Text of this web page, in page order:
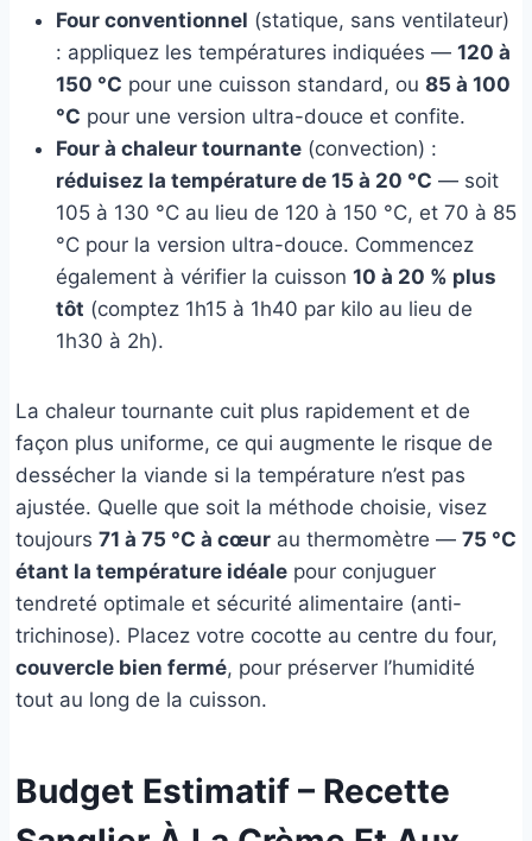
Four conventionnel (statique, sans ventilateur)
: appliquez les températures indiquées — 120 à
150 °C pour une cuisson standard, ou 85 à 100
°C pour une version ultra-douce et confite.
Four à chaleur tournante (convection) :
réduisez la température de 15 à 20 °C — soit
105 à 130 °C au lieu de 120 à 150 °C, et 70 à 85
°C pour la version ultra-douce. Commencez
également à vérifier la cuisson 10 à 20 % plus
tôt (comptez 1h15 à 1h40 par kilo au lieu de
1h30 à 2h).
La chaleur tournante cuit plus rapidement et de
façon plus uniforme, ce qui augmente le risque de
dessécher la viande si la température n’est pas
ajustée. Quelle que soit la méthode choisie, visez
toujours 71 à 75 °C à cœur au thermomètre — 75 °C
étant la température idéale pour conjuguer
tendreté optimale et sécurité alimentaire (anti-
trichinose). Placez votre cocotte au centre du four,
couvercle bien fermé, pour préserver l’humidité
tout au long de la cuisson.
Budget Estimatif – Recette